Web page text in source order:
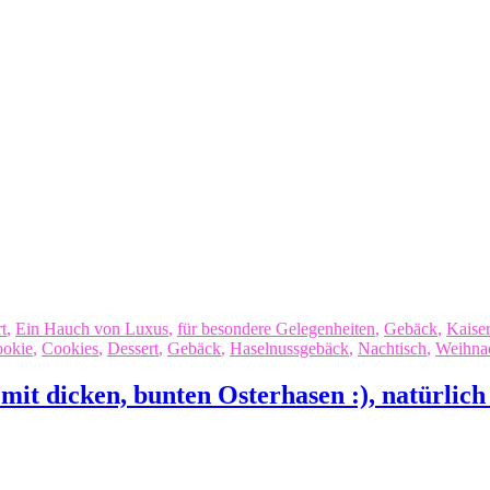
, Ein Hauch von Luxus, für besondere Gelegenheiten, Gebäck,
, Cookies, Dessert, Gebäck, Haselnussgebäck, Nachtisch,
dicken, bunten Osterhasen :),